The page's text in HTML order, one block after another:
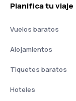
Planifica tu viaje
Vuelos baratos
Alojamientos
Tiquetes baratos
Hoteles